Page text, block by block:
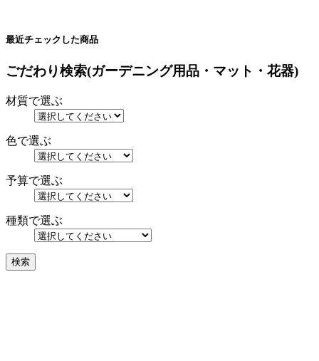
最近チェックした商品
ごだわり検索(ガーデニング用品・マット・花器)
材質で選ぶ
色で選ぶ
予算で選ぶ
種類で選ぶ